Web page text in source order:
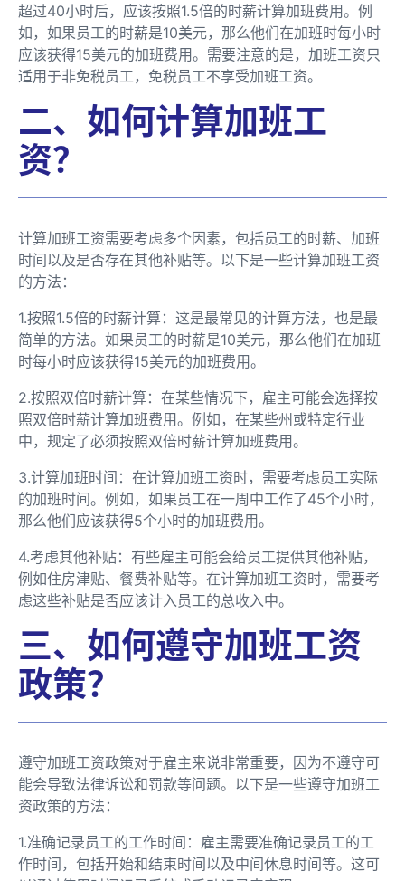
超过40小时后，应该按照1.5倍的时薪计算加班费用。例
如，如果员工的时薪是10美元，那么他们在加班时每小时
应该获得15美元的加班费用。需要注意的是，加班工资只
适用于非免税员工，免税员工不享受加班工资。
二、如何计算加班工
资？
计算加班工资需要考虑多个因素，包括员工的时薪、加班
时间以及是否存在其他补贴等。以下是一些计算加班工资
的方法：
1.按照1.5倍的时薪计算：这是最常见的计算方法，也是最
简单的方法。如果员工的时薪是10美元，那么他们在加班
时每小时应该获得15美元的加班费用。
2.按照双倍时薪计算：在某些情况下，雇主可能会选择按
照双倍时薪计算加班费用。例如，在某些州或特定行业
中，规定了必须按照双倍时薪计算加班费用。
3.计算加班时间：在计算加班工资时，需要考虑员工实际
的加班时间。例如，如果员工在一周中工作了45个小时，
那么他们应该获得5个小时的加班费用。
4.考虑其他补贴：有些雇主可能会给员工提供其他补贴，
例如住房津贴、餐费补贴等。在计算加班工资时，需要考
虑这些补贴是否应该计入员工的总收入中。
三、如何遵守加班工资
政策？
遵守加班工资政策对于雇主来说非常重要，因为不遵守可
能会导致法律诉讼和罚款等问题。以下是一些遵守加班工
资政策的方法：
1.准确记录员工的工作时间：雇主需要准确记录员工的工
作时间，包括开始和结束时间以及中间休息时间等。这可